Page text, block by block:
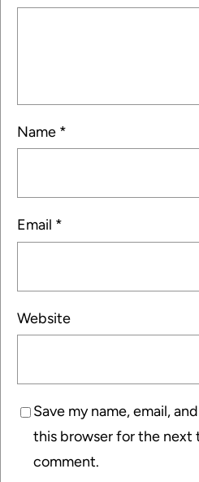
Name *
Email *
Website
Save my name, email,
this browser for the next
comment.